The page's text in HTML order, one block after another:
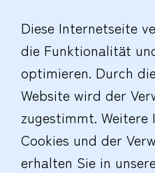
liefern wir zwei Tage
Woche später wieder
Lieferservice
zusätzlich.
Bei weiteren Fragen
Tel. 03843 / 4884
Diese Internetseite
die Funktionalität
optimieren. Durch
Website wird der
zugestimmt.
Cookies und der
erhalten Sie in